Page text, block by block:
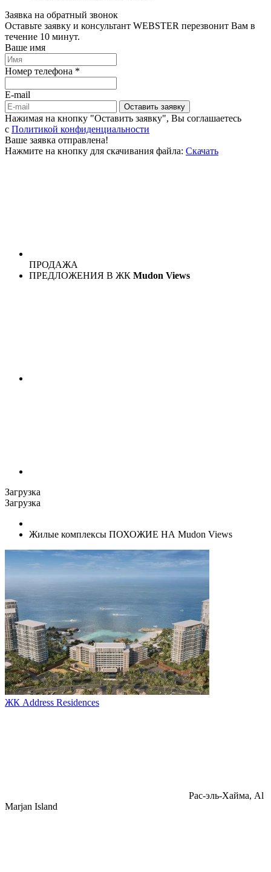
Заявка на обратный звонок
Оставьте заявку и консультант WEBSTER перезвонит Вам в
течение 10 минут.
Ваше имя
Номер телефона *
E-mail
Оставить заявку
Нажимая на кнопку "Оставить заявку", Вы соглашаетесь
c Политикой конфиденциальности
Ваше заявка отправлена!
Нажмите на кнопку для скачивания файла: Скачать
ПРОДАЖА
ПРЕДЛОЖЕНИЯ В ЖК Mudon Views
Загрузка
Загрузка
Жилые комплексы ПОХОЖИЕ НА Mudon Views
ЖК Address Residences
Pac-эль-Хайма, Al
Marjan Island